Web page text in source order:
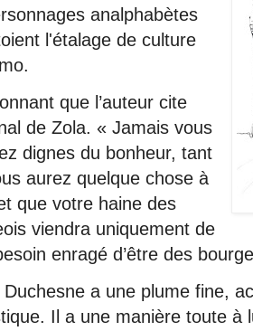
analphabètes
l'étalage de culture
que l’auteur cite
de Zola. « Jamais vous
dignes du bonheur, tant
aurez quelque chose à
que votre haine des
viendra uniquement de
enragé d’être des
Duchesne a une plume fine,
Il a une manière toute à